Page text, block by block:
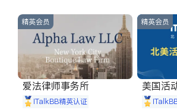
石。
精英会员
爱法律师事务所
iTalkBB精英认证
精英会员
美国活